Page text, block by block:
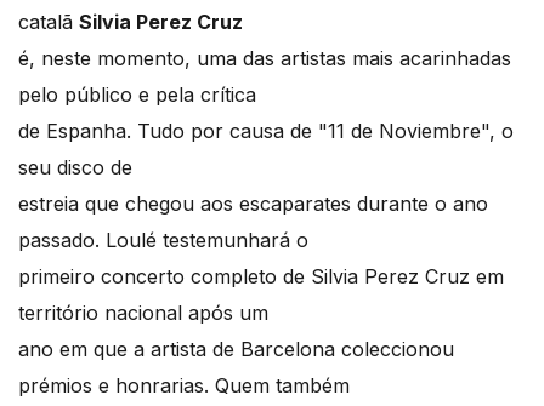
catalã Silvia Perez Cruz
é, neste momento, uma das artistas mais acarinhadas
pelo público e pela crítica
de Espanha. Tudo por causa de "11 de Noviembre", o
seu disco de
estreia que chegou aos escaparates durante o ano
passado. Loulé testemunhará o
primeiro concerto completo de Silvia Perez Cruz em
território nacional após um
ano em que a artista de Barcelona coleccionou
prémios e honrarias. Quem também